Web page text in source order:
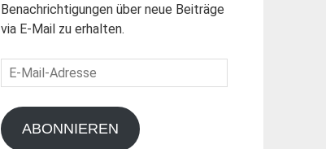
Benachrichtigungen über neue Beiträge
via E-Mail zu erhalten.
E-
Mail-
Adresse
ABONNIEREN